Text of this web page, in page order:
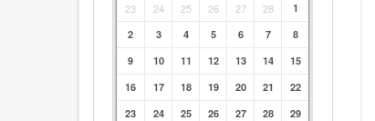
23 24 25 26 27 28
1
2
3 4 5 6 7
8
9
10 11 12 13 14
15
16
17 18 19 20 21
22
23
24 25 26 27 28
29